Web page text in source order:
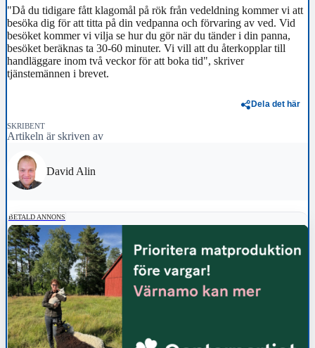
"Då du tidigare fått klagomål på rök från vedeldning kommer vi att
besöka dig för att titta på din vedpanna och förvaring av ved. Vid
besöket kommer vi vilja se hur du gör när du tänder i din panna,
besöket beräknas ta 30-60 minuter. Vi vill att du återkopplar till
handläggare inom två veckor för att boka tid", skriver
tjänstemännen i brevet.
Dela det här
SKRIBENT
Artikeln är skriven av
David Alin
BETALD ANNONS